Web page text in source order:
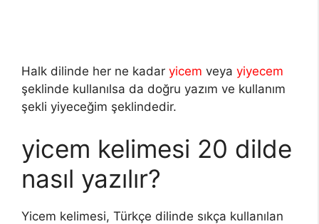
Halk dilinde her ne kadar yicem veya yiyecem
şeklinde kullanılsa da doğru yazım ve kullanım
şekli yiyeceğim şeklindedir.
yicem kelimesi 20 dilde
nasıl yazılır?
Yicem kelimesi, Türkçe dilinde sıkça kullanılan